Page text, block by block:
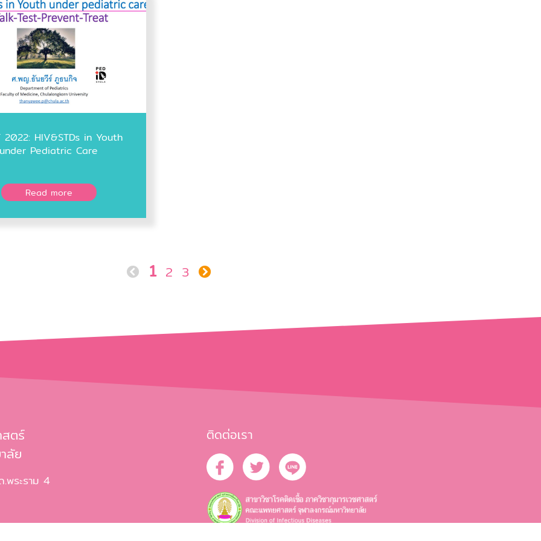
2022: HIV&STDs in Youth
under Pediatric Care
Read more
1 2 3
สตร์
ลัย
พระราม 4
ติดต่อเรา